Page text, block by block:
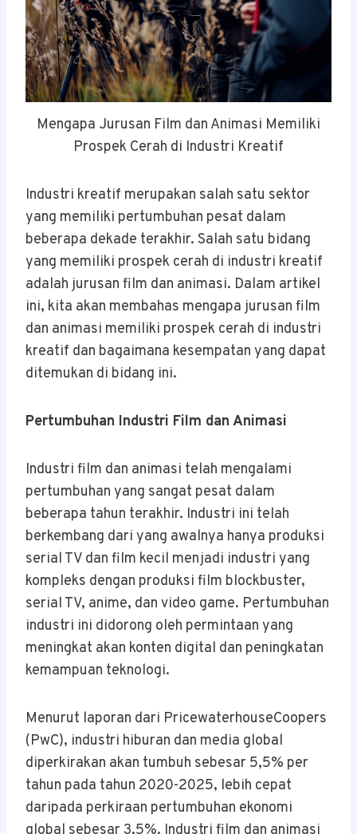
Mengapa Jurusan Film dan Animasi Memiliki
Prospek Cerah di Industri Kreatif
Industri kreatif merupakan salah satu sektor
yang memiliki pertumbuhan pesat dalam
beberapa dekade terakhir. Salah satu bidang
yang memiliki prospek cerah di industri kreatif
adalah jurusan film dan animasi. Dalam artikel
ini, kita akan membahas mengapa jurusan film
dan animasi memiliki prospek cerah di industri
kreatif dan bagaimana kesempatan yang dapat
ditemukan di bidang ini.
Pertumbuhan Industri Film dan Animasi
Industri film dan animasi telah mengalami
pertumbuhan yang sangat pesat dalam
beberapa tahun terakhir. Industri ini telah
berkembang dari yang awalnya hanya produksi
serial TV dan film kecil menjadi industri yang
kompleks dengan produksi film blockbuster,
serial TV, anime, dan video game. Pertumbuhan
industri ini didorong oleh permintaan yang
meningkat akan konten digital dan peningkatan
kemampuan teknologi.
Menurut laporan dari PricewaterhouseCoopers
(PwC), industri hiburan dan media global
diperkirakan akan tumbuh sebesar 5,5% per
tahun pada tahun 2020-2025, lebih cepat
daripada perkiraan pertumbuhan ekonomi